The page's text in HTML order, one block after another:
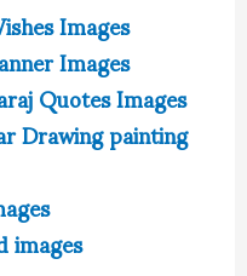
Images
Images
Quotes Images
Drawing painting